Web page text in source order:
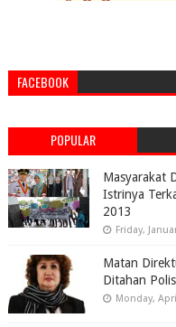
FACEBOOK
POPULAR
Masyarakat
Istrinya
2013
Friday,
Matan
Ditahan
Monday,